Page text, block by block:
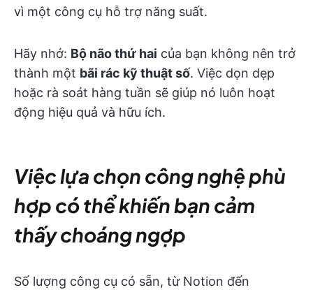
vì một công cụ hỗ trợ năng suất.
Hãy nhớ: Bộ não thứ hai của bạn không nên trở
thành một bãi rác kỹ thuật số. Việc dọn dẹp
hoặc rà soát hàng tuần sẽ giúp nó luôn hoạt
động hiệu quả và hữu ích.
Việc lựa chọn công nghệ phù
hợp có thể khiến bạn cảm
thấy choáng ngợp
Số lượng công cụ có sẵn, từ Notion đến